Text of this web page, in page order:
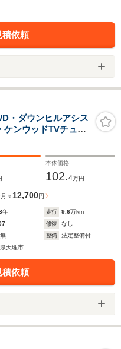
積依頼
・ダウンヒルアシス
ケンウッドTVチュー
・純18AW・ETC・
ー・マット・保証付
本体価格
102.4万円
月々 12,700円
年 走行 9.6万km
修復
なし
整備
法定整備付
天理市
積依頼